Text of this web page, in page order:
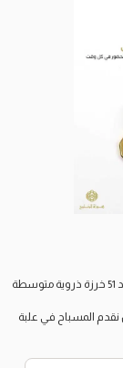
مسباح من الكاتلين عسلي معطش انعكاسه فخم في اليد بعدد 51 خرزة ذروية متوسطة
المسباح في علبة